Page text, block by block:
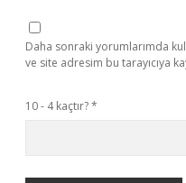
Daha sonraki yorumlarımda
ve site adresim bu tarayıcıya
10 - 4 kaçtır?*